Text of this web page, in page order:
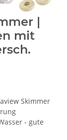
|
mit
Skimmer
- gute